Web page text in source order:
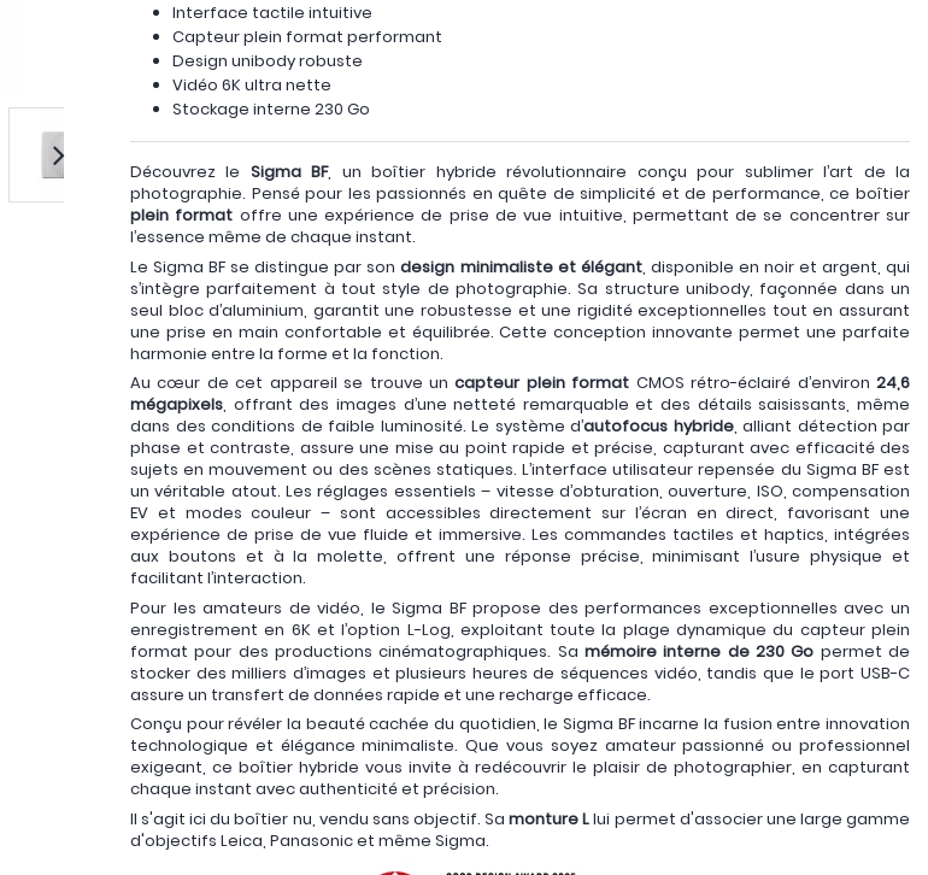
Interface tactile intuitive
Capteur plein format performant
Design unibody robuste
Vidéo 6K ultra nette
Stockage interne 230 Go
Découvrez le Sigma BF, un boîtier hybride révolutionnaire conçu pour sublimer l’art de la
photographie. Pensé pour les passionnés en quête de simplicité et de performance, ce boîtier
plein format offre une expérience de prise de vue intuitive, permettant de se concentrer sur
l’essence même de chaque instant.
Le Sigma BF se distingue par sondesign minimaliste et élégant, disponible en noir et argent, qui
s’intègre parfaitement à tout style de photographie. Sa structure unibody, façonnée dans un
seul bloc d’aluminium, garantit une robustesse et une rigidité exceptionnelles tout en assurant
une prise en main confortable et équilibrée. Cette conception innovante permet une parfaite
harmonie entre la forme et la fonction.
Au cœur de cet appareil se trouve uncapteur plein format CMOS rétro-éclairé d’environ24,6
mégapixels, offrant des images d’une netteté remarquable et des détails saisissants, même
dans des conditions de faible luminosité. Le système d’autofocus hybride, alliant détection par
phase et contraste, assure une mise au point rapide et précise, capturant avec efficacité des
sujets en mouvement ou des scènes statiques. L’interface utilisateur repensée du Sigma BF est
un véritable atout. Les réglages essentiels – vitesse d’obturation, ouverture, ISO, compensation
EV et modes couleur – sont accessibles directement sur l’écran en direct, favorisant une
expérience de prise de vue fluide et immersive. Les commandes tactiles et haptics, intégrées
aux boutons et à la molette, offrent une réponse précise, minimisant l’usure physique et
facilitant l’interaction.
Pour les amateurs de vidéo, le Sigma BF propose des performances exceptionnelles avec un
enregistrement en 6K et l’option L-Log, exploitant toute la plage dynamique du capteur plein
format pour des productions cinématographiques. Sa mémoire interne de 230 Go permet de
stocker des milliers d’images et plusieurs heures de séquences vidéo, tandis que le port USB-C
assure un transfert de données rapide et une recharge efficace.
Conçu pour révéler la beauté cachée du quotidien, le Sigma BF incarne la fusion entre innovation
technologique et élégance minimaliste. Que vous soyez amateur passionné ou professionnel
exigeant, ce boîtier hybride vous invite à redécouvrir le plaisir de photographier, en capturant
chaque instant avec authenticité et précision.
Il s'agit ici du boîtier nu, vendu sans objectif. Samonture Llui permet d'associer une large gamme
d'objectifs Leica, Panasonic et même Sigma.